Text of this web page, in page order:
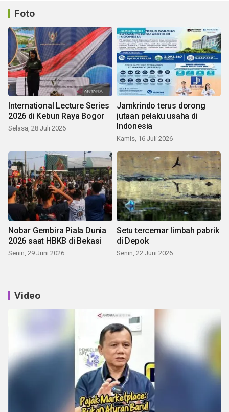
Foto
International Lecture Series
2026 di Kebun Raya Bogor
Selasa, 28 Juli 2026
Jamkrindo terus dorong
jutaan pelaku usaha di
Indonesia
Kamis, 16 Juli 2026
Nobar Gembira Piala Dunia
2026 saat HBKB di Bekasi
Senin, 29 Juni 2026
Setu tercemar limbah pabrik
di Depok
Senin, 22 Juni 2026
Video